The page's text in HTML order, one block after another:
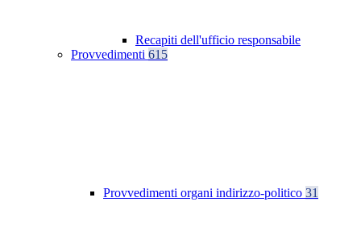
Recapiti dell'ufficio responsabile
Provvedimenti 615
Provvedimenti organi indirizzo-politico 31